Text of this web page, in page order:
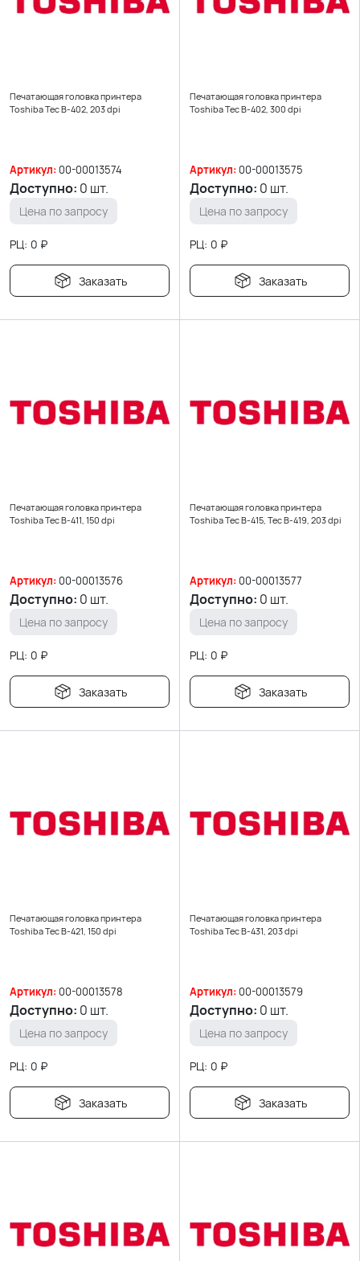
Печатающая головка принтера
Toshiba Tec B-402, 203 dpi
Артикул: 00-00013574
Доступно: 0 шт.
Цена по запросу
РЦ: 0 ₽
Заказать
Печатающая головка принтера
Toshiba Tec B-402, 300 dpi
Артикул: 00-00013575
Доступно: 0 шт.
Цена по запросу
РЦ: 0 ₽
Заказать
Печатающая головка принтера
Toshiba Tec B-411, 150 dpi
Артикул: 00-00013576
Доступно: 0 шт.
Цена по запросу
РЦ: 0 ₽
Заказать
Печатающая головка принтера
Toshiba Tec B-415, Tec B-419, 203 dpi
Артикул: 00-00013577
Доступно: 0 шт.
Цена по запросу
РЦ: 0 ₽
Заказать
Печатающая головка принтера
Toshiba Tec B-421, 150 dpi
Артикул: 00-00013578
Доступно: 0 шт.
Цена по запросу
РЦ: 0 ₽
Заказать
Печатающая головка принтера
Toshiba Tec B-431, 203 dpi
Артикул: 00-00013579
Доступно: 0 шт.
Цена по запросу
РЦ: 0 ₽
Заказать